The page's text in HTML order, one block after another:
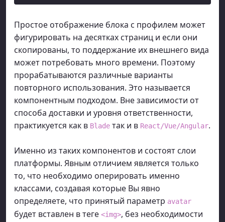
Простое отображение блока с профилем может
фигурировать на десятках страниц и если они
скопированы, то поддержание их внешнего вида
может потребовать много времени. Поэтому
прорабатываются различные варианты
повторного использования. Это называется
компонентным подходом. Вне зависимости от
способа доставки и уровня ответственности,
практикуется как в Blade так и в React/Vue/Angular.
Именно из таких компонентов и состоят слои
платформы. Явным отличием является только
то, что необходимо оперировать именно
классами, создавая которые Вы явно
определяете, что принятый параметр avatar
будет вставлен в теге <img>, без необходимости